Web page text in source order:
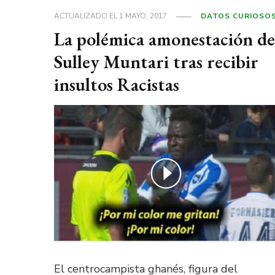
ACTUALIZADO EL1 MAYO, 2017 DATOS
La polémica amonestación de
Sulley Muntari tras recibir
insultos Racistas
El centrocampista ghanés, figura del